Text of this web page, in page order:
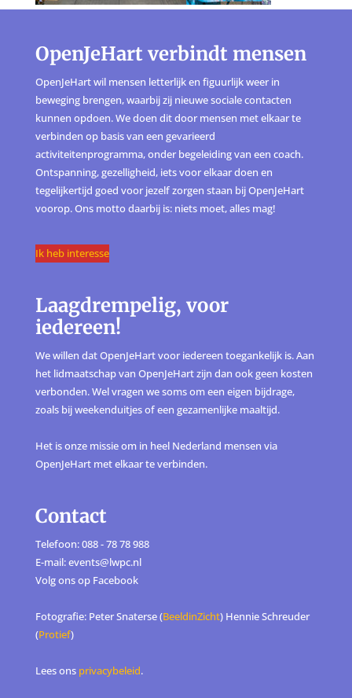
OpenJeHart verbindt mensen
OpenJeHart wil mensen letterlijk en figuurlijk weer in
beweging brengen, waarbij zij nieuwe sociale contacten
kunnen opdoen. We doen dit door mensen met elkaar te
verbinden op basis van een gevarieerd
activiteitenprogramma, onder begeleiding van een coach.
Ontspanning, gezelligheid, iets voor elkaar doen en
tegelijkertijd goed voor jezelf zorgen staan bij OpenJeHart
voorop. Ons motto daarbij is: niets moet, alles mag!
Ik heb interesse
Laagdrempelig, voor
iedereen!
We willen dat OpenJeHart voor iedereen toegankelijk is. Aan
het lidmaatschap van OpenJeHart zijn dan ook geen kosten
verbonden. Wel vragen we soms om een eigen bijdrage,
zoals bij weekenduitjes of een gezamenlijke maaltijd.
Het is onze missie om in heel Nederland mensen via
OpenJeHart met elkaar te verbinden.
Contact
Telefoon: 088 - 78 78 988
E-mail: events@lwpc.nl
Volg ons op Facebook
Fotografie: Peter Snaterse (BeeldinZicht) Hennie Schreuder
(Protief)
Lees ons privacybeleid.